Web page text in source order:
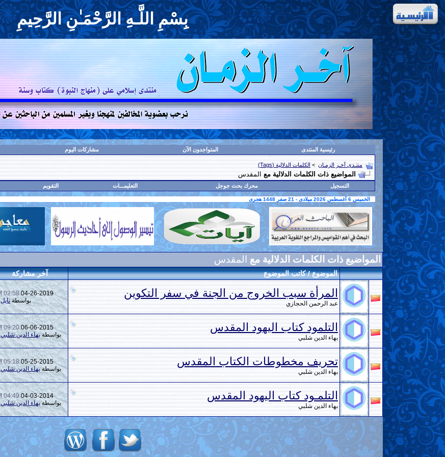
بِسْمِ اللَّـهِ الرَّحْمَـٰنِ الرَّحِيمِ
رئيسية المنتدى المتواجدون الآن مشاركات اليوم
منتـدى آخـر الزمـان > الكلمات الدلالية (Tags)
المواضيع ذات الكلمات الدلالية مع المقدس
التسجيل محرك بحث جوجل التعليمـــات التقويم
الخميس 6 أغسطس 2026 ميلادى - 21 صفر 1448 هجرى
المواضيع ذات الكلمات الدلالية مع المقدس
الموضوع / كاتب الموضوع آخر مشاركة
المرأة سبب الخروج من الجنة في سفر التكوين
عبد الرحمن الحجازي
04-26-2019
02:58 AM
بواسطةنايل
التلمود كتاب اليهود المقدس
بهاء الدين شلبي
06-06-2015
09:20 PM
بواسطةبهاء الدين شلبي
تحريف مخطوطات الكتاب المقدس
بهاء الدين شلبي
05-25-2015
05:18 AM
بواسطةبهاء الدين شلبي
التلمـود كتاب اليهود المقدس
بهاء الدين شلبي
04-03-2014
04:49 PM
بواسطةبهاء الدين شلبي